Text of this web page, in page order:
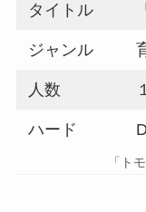
タイトル
ジャンル
人数
ハード
「ト